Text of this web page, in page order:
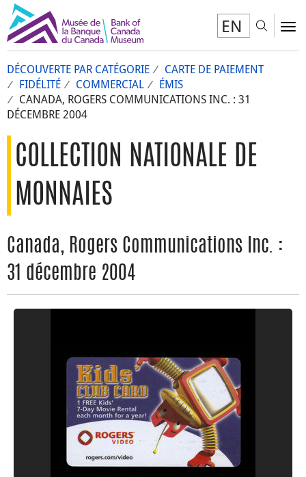
EN
DÉCOUVERTE PAR CATÉGORIE
CARTE DE PAIEMENT
FIDÉLITÉ
COMMERCIAL
ÉMIS
CANADA, ROGERS COMMUNICATIONS INC. : 31
DÉCEMBRE 2004
COLLECTION NATIONALE DE
MONNAIES
Canada, Rogers Communications Inc. :
31 décembre 2004